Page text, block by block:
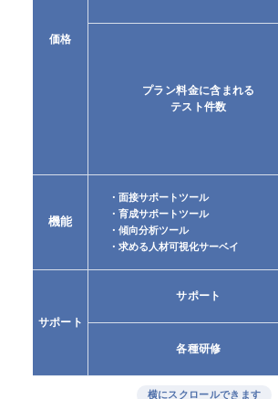
価格
プラン料金に含まれる
テスト件数
機能
・面接サポートツール
・育成サポートツール
・傾向分析ツール
・求める人材可視化サーベイ
サポート
サポート
各種研修